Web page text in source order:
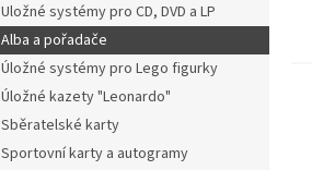
Uložné systémy pro CD, DVD a LP
Alba a pořadače
Úložné systémy pro Lego figurky
Úložné kazety "Leonardo"
Sběratelské karty
Sportovní karty a autogramy